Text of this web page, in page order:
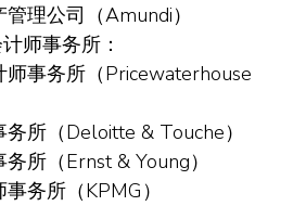
理公司（Amundi）
师事务所：
事务所（Pricewaterhouse
所（Deloitte & Touche）
（Ernst & Young）
所（KPMG）